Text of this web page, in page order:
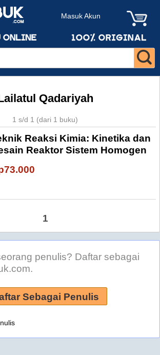
Masuk Akun
Qadariyah
1 s/d 1 (dari 1 buku)
Reaksi Kimia: Kinetika dan
Reaktor Sistem Homogen
1
penulis? Daftar sebagai
Sebagai Penulis